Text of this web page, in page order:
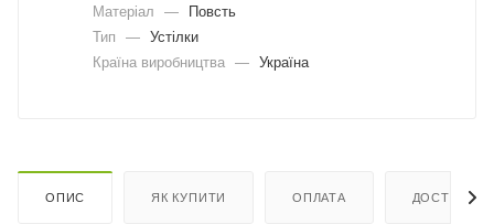
Матеріал
—
Повсть
Тип
— Устілки
Країна виробництва — Україна
ОПИС ЯК КУПИТИ ОПЛАТА ДОСТАВКА